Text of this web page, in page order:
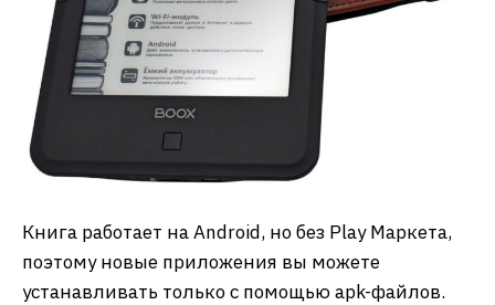
Книга работает на Android, но без Play Маркета,
поэтому новые приложения вы можете
устанавливать только с помощью apk-файлов.